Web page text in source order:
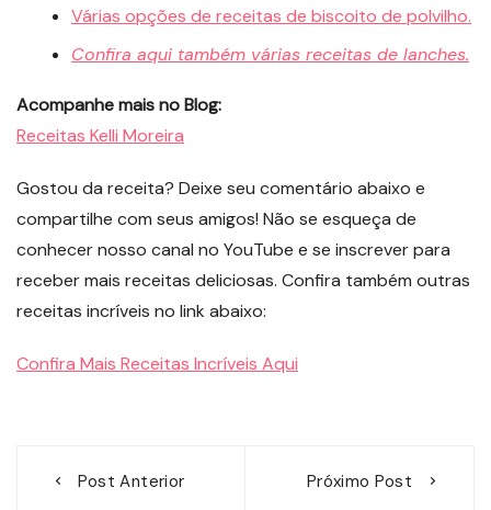
Várias opções de receitas de biscoito de polvilho.
Confira aqui também várias receitas de lanches.
Acompanhe mais no Blog:
Receitas Kelli Moreira
Gostou da receita? Deixe seu comentário abaixo e
compartilhe com seus amigos! Não se esqueça de
conhecer nosso canal no YouTube e se inscrever para
receber mais receitas deliciosas. Confira também outras
receitas incríveis no link abaixo:
Confira Mais Receitas Incríveis Aqui
Post Anterior Próximo Post